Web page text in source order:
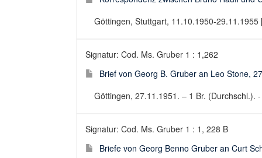
Göttingen, Stuttgart, 11.10.1950-
Signatur: Cod. Ms. Gruber 1 : 1,262
Brief von Georg B. Gruber an Leo Stone,
Göttingen, 27.11.1951. – 1 Br. (Durchschl.).
Signatur: Cod. Ms. Gruber 1 : 1, 228 B
Briefe von Georg Benno Gruber an Curt